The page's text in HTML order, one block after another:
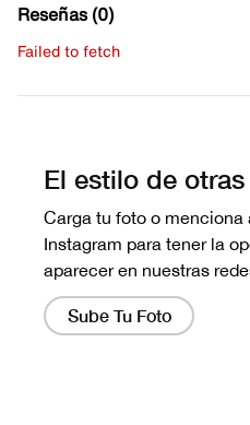
Reseñas (0)
Failed to fetch